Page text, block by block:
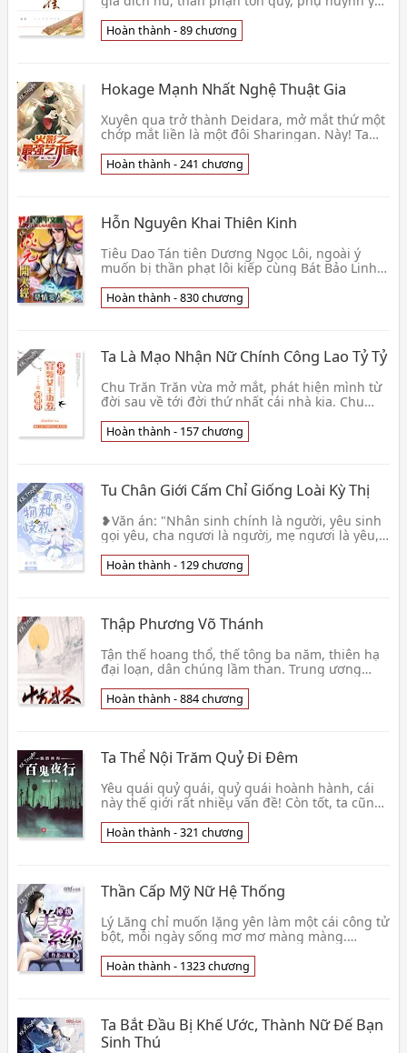
yêu cầu tin👦 Lệ Chi Ngận Điềm
Hoàn thành - 89 chương
Hokage Mạnh Nhất Nghệ Thuật Gia
Xuyên qua trở thành Deidara, mở mắt thứ một
chớp mắt liền là một đôi Sharingan. Này! Ta
trí sa👦 Đào Nhị Gia
Hoàn thành - 241 chương
Hỗn Nguyên Khai Thiên Kinh
Tiêu Dao Tán tiên Dương Ngọc Lôi, ngoài ý
muốn bị thần phạt lôi kiếp cùng Bát Bảo Linh
pháp thế giới,👦 Hào Tình Ái Nhân
Hoàn thành - 830 chương
Ta Là Mạo Nhận Nữ Chính Công Lao Tỷ Tỷ
Chu Trăn Trăn vừa mở mắt, phát hiện mình từ
đời sau về tới đời thứ nhất cái nhà kia. Chu
quá l👦 Lạc Vũ Thu Hàn
Hoàn thành - 157 chương
Tu Chân Giới Cấm Chỉ Giống Loài Kỳ Thị
❥Văn án: "Nhân sinh chính là người, yêu sinh
gọi yêu, cha ngươi là người, mẹ ngươi là yêu,
nhung nhu👦 Mộ Trầm Sương
Hoàn thành - 129 chương
Thập Phương Võ Thánh
Tận thế hoang thổ, thế tông ba năm, thiên hạ
đại loạn, dân chúng lầm than. Trung ương
môn phái👦 Cổn Khai
Hoàn thành - 884 chương
Ta Thể Nội Trăm Quỷ Đi Đêm
Yêu quái quỷ quái, quỷ quái hoành hành, cái
này thế giới rất nhiều vấn đề! Còn tốt, ta cũng
Hoàn thành - 321 chương
Thần Cấp Mỹ Nữ Hệ Thống
Lý Lăng chỉ muốn lặng yên làm một cái công tử
bột, mỗi ngày sống mơ mơ màng màng.
hệ thống xuấ👦 Ngôn Long
Hoàn thành - 1323 chương
Ta Bắt Đầu Bị Khế Ước, Thành Nữ Đế Bạn
Sinh Thú